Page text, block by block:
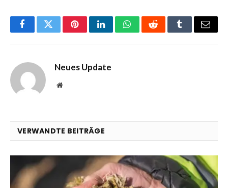
FacebookTwitterPinterestLinkedInWhatsAppRedditTumblrEmail
Neues Update
Website
VERWANDTE BEITRÄGE